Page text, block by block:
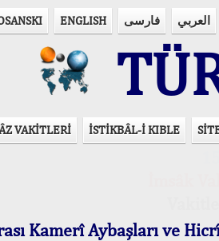
ENGLISH فارسی العربي
VAKİTLERİ İSTİKBÂL-İ KIBLE
Kamerî Aybaşları ve